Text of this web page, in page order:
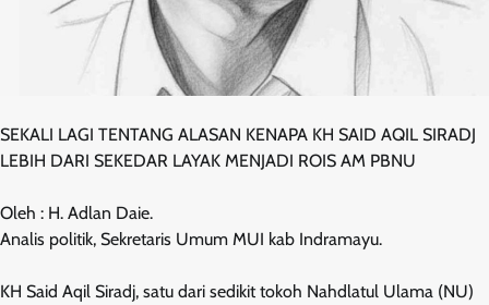
SEKALI LAGI TENTANG ALASAN KENAPA KH SAID AQIL SIRADJ
LEBIH DARI SEKEDAR LAYAK MENJADI ROIS AM PBNU
Oleh : H. Adlan Daie.
Analis politik, Sekretaris Umum MUI kab Indramayu.
KH Said Aqil Siradj, satu dari sedikit tokoh Nahdlatul Ulama (NU)